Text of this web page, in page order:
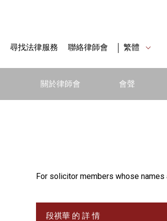
尋找法律服務 聯絡律師會 繁體
關於律師會 會聲
For solicitor members whose names
段祺華 的 詳 情